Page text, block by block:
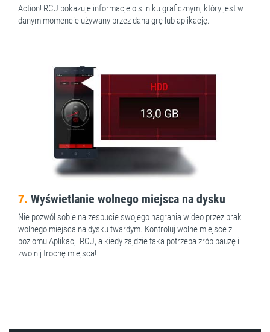
Action! RCU pokazuje informacje o silniku graficznym, który jest w
danym momencie używany przez daną grę lub aplikację.
7. Wyświetlanie wolnego miejsca na dysku
Nie pozwól sobie na zespucie swojego nagrania wideo przez brak
wolnego miejsca na dysku twardym. Kontroluj wolne miejsce z
poziomu Aplikacji RCU, a kiedy zajdzie taka potrzeba zrób pauzę i
zwolnij trochę miejsca!